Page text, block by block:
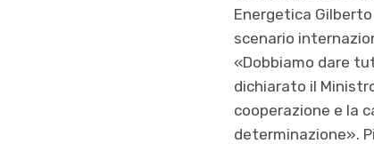
Energetica
scenario
«Dobbiamo dare
dichiarato il
cooperazione e la
determinazione».